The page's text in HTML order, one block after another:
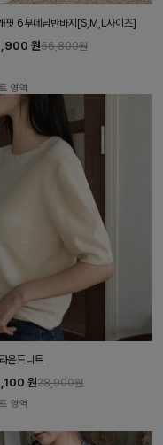
핏 6부데님반바지[S,M,L사이즈]
원56,800원
영역
운드니트
원28,900원
영역